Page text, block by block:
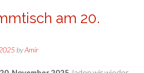
am 20.
byAmir